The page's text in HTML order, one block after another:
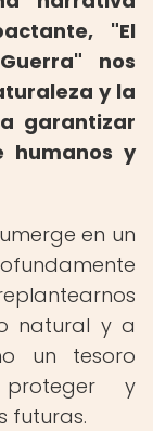
"El
nos
y la
garantizar
humanos y
en un
natural y a
un tesoro
y
futuras.